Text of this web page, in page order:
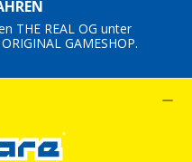
THE REAL OG unter
GAMESHOP.